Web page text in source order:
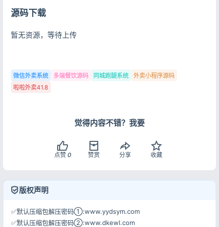
源码下载
暂无资源，等待上传
微信外卖系统 多端餐饮源码 同城跑腿系统
外卖小程序源码
啦啦外卖41.8
觉得内容不错？我要
点赞 0 赞赏 分享 收藏
版权声明
✅默认压缩包解压密码①:www.yydsym.com
✅默认压缩包解压密码②:www.dkewl.com